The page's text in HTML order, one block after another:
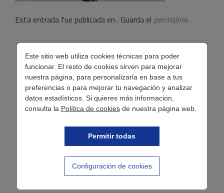
Este sitio web utiliza cookies técnicas para poder
funcionar. El resto de cookies sirven para mejorar
nuestra página, para personalizarla en base a tus
preferencias o para mejorar tu navegación y analizar
datos estadísticos. Si quieres más información,
consulta la Política de cookiesde nuestra página web.
Permitir todas
Configuración de cookies
Esta entrada fue publicada en . Guarda el permalink.
Navegación
de
entradas
← Guía para evitar los intereses abusivos